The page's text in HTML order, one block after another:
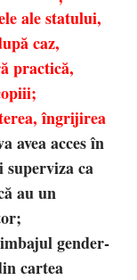
ale statului,
caz,
practică,
îngrijirea
avea acces în
superviza ca
au un
gender-
cartea